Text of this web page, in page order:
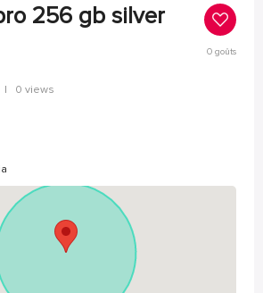
256 gb silver
0goûts
| 0 views